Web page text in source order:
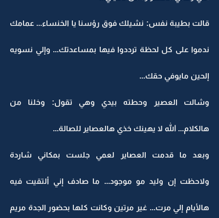
قالت بطيبة نفس: نشيلك فوق رؤسنا يا الخنساء... عمامك
ندموا على كل لحظة ترددوا فيها بمساعدتك... وإلي نسويه
إلحين مايوفي حقك...
وشالت العصير وحطته بيدي وهي تقول: وخلنا من
هالكلام... الله لا يهينك خذي هالعصاير للصالة...
وبعد ما قدمت العصاير لعمي جلست بمكاني شاردة
ولاحظت إن وليد مو موجود... ما صادف إني ألتقيت فيه
هالأيام إلي مرت... غير مرتين وكانت كلها بحضور الجدة مريم